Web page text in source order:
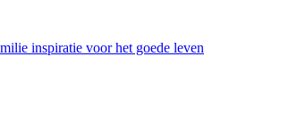
inspiratie voor het goede leven